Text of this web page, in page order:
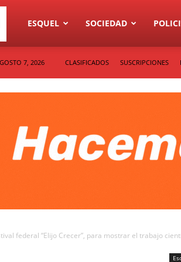
Diario
La
ESQUEL SOCIEDAD
7, 2026 CLASIFICADOS SUSCRIPCIONES
federal “Elijo Crecer”, para mostrar el trabajo